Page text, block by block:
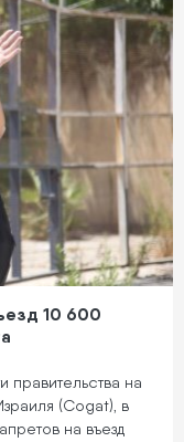
10 600
правительства на
(Cogat), в
на въезд